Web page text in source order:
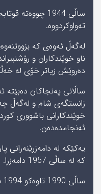
ساڵی 1944
تەواوکردووە.
لەگەڵ ئەوەی کە
ناو خوێندکاران و
دەروێش زیاتر خۆی لە
ساڵانی پەنجاکان دەبێتە
زانستگەی شام و لەگەڵ
خوێندکارانی باشووری
ئەنجامدەدەن.
یەکێکە لە دامەزرێنەرانی
کە لە ساڵی 1957 دامەزرا.
ساڵی 1990 تاوەکو 1994 بووە ئەندامی پەرلەمانی سووریا.